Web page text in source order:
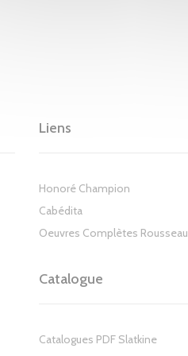
Liens
Honoré Champion
Cabédita
Oeuvres Complètes Rousseau
Catalogue
Catalogues PDF Slatkine